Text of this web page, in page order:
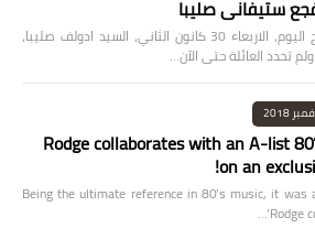
ستيفاني صليبا
توفي صباح اليوم، الاربعاء 30 كانون الثاني، السيد ادولف صليبا،
تحدد العائلة حتى الآن…
Rodge collaborates with an A-list
on an
Being the ultimate reference in 80’s music, it
Rodge